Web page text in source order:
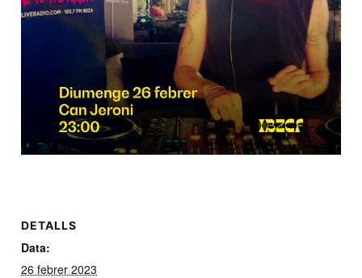
DETALLS
Data:
26 febrer 2023